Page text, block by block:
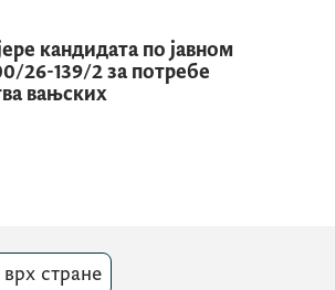
одговара на начин што бира
понуђених одговора. Сваки
на питање бодује се са по
тако да максималан број
кандидата по јавном
26-139/2 за потребе
вањских
стране